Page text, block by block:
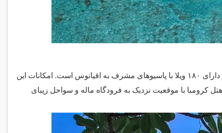
هتل کرومبا مالدیو، با طراحی مدرن و معاصر، در جزیره خصوصی خود واقع شده و دارای ۱۸۰ ویلا با پاسیوهای مشرف به اقیانوس است. امکانات این
کرومبا با موقعیت نزدیک به فرودگاه ماله و سواحل زیبای